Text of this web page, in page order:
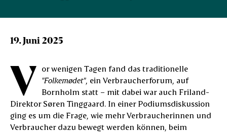
19. Juni 2025
V or wenigen Tagen fand das traditionelle
"Folkemødet", ein Verbraucherforum, auf
Bornholm statt – mit dabei war auch Friland-
Direktor Søren Tinggaard. In einer Podiumsdiskussion
ging es um die Frage, wie mehr Verbraucherinnen und
Verbraucher dazu bewegt werden können, beim